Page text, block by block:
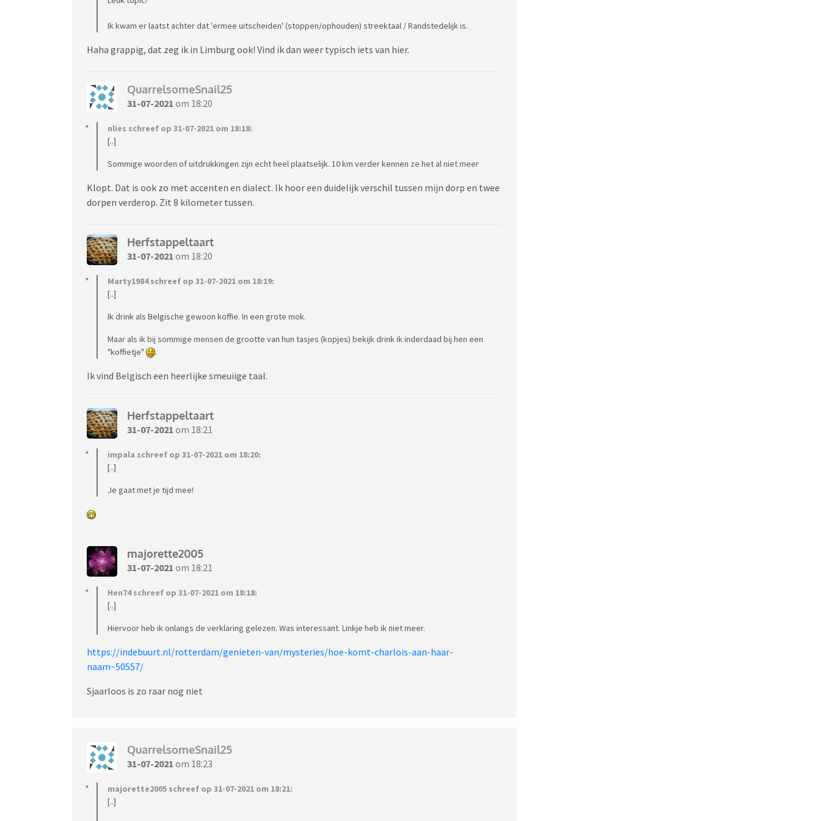
Ik kwam er laatst achter dat 'ermee uitscheiden' (stoppen/ophouden) streektaal / Randstedelijk is.
Haha grappig, dat zeg ik in Limburg ook! Vind ik dan weer typisch iets van hier.
QuarrelsomeSnail25
31-07-2021 om 18:20
nlies schreef op 31-07-2021 om 18:18:
[..]
Sommige woorden of uitdrukkingen zijn echt heel plaatselijk. 10 km verder kennen ze het al niet meer
Klopt. Dat is ook zo met accenten en dialect. Ik hoor een duidelijk verschil tussen mijn dorp en twee
dorpen verderop. Zit 8 kilometer tussen.
Herfstappeltaart
31-07-2021 om 18:20
Marty1984 schreef op 31-07-2021 om 18:19:
[..]
Ik drink als Belgische gewoon koffie. In een grote mok.
Maar als ik bij sommige mensen de grootte van hun tasjes (kopjes) bekijk drink ik inderdaad bij hen een
"koffietje"
.
Ik vind Belgisch een heerlijke smeuiige taal.
Herfstappeltaart
31-07-2021 om 18:21
impala schreef op 31-07-2021 om 18:20:
[..]
Je gaat met je tijd mee!
majorette2005
31-07-2021 om 18:21
Hen74 schreef op 31-07-2021 om 18:18:
[..]
Hiervoor heb ik onlangs de verklaring gelezen. Was interessant. Linkje heb ik niet meer.
https://indebuurt.nl/rotterdam/genieten-van/mysteries/hoe-komt-charlois-aan-haar-
naam~50557/
Sjaarloos is zo raar nog niet
QuarrelsomeSnail25
31-07-2021 om 18:23
majorette2005 schreef op 31-07-2021 om 18:21:
[..]